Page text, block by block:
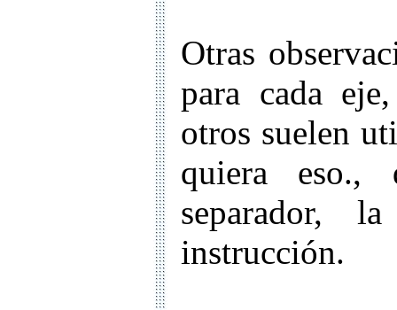
Otras
para cada
otros suelen
quiera eso.,
separador,
instrucción.